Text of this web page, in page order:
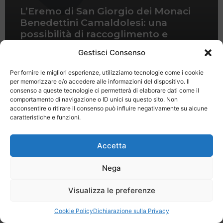
Gestisci Consenso
Per fornire le migliori esperienze, utilizziamo tecnologie come i cookie
per memorizzare e/o accedere alle informazioni del dispositivo. Il
consenso a queste tecnologie ci permetterà di elaborare dati come il
comportamento di navigazione o ID unici su questo sito. Non
acconsentire o ritirare il consenso può influire negativamente su alcune
caratteristiche e funzioni.
Accetta
Nega
Visualizza le preferenze
Cookie PolicyDichiarazione sulla Privacy
L’Eremo di San Giorgio dei Monaci
Benedettini Camaldolesi: una
possibilità di raccoglimento e
Last Minute
Registrati Contatti
SPECIALE LAST MINUTE - SH WEB